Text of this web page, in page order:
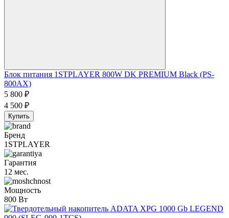
Блок питания 1STPLAYER 800W DK PREMIUM Black (PS-
800AX)
5 800 ₽
4 500 ₽
Купить
Бренд
1STPLAYER
Гарантия
12 мес.
Мощность
800 Вт